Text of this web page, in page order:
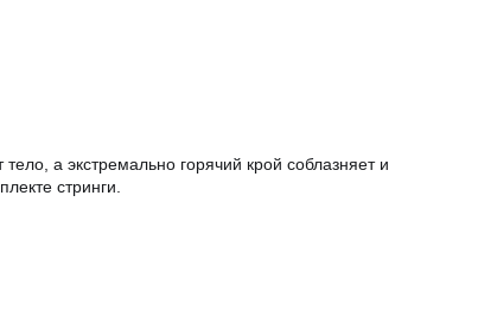
а экстремально горячий крой соблазняет и
стринги.